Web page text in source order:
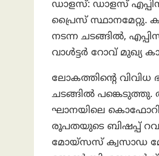
ഡാളസ്: ഡാളസ്
പ്രൈസ് സ്ഥാനമേറ്റു.
നടന്ന ചടങ്ങിൽ,
വാൾട്ടർ റോവ് മുഖ്യ
ലോകത്തിൻ്റെ വിവിധ
ചടങ്ങിൽ പങ്കെടുത്തു.
ഘാനയിലെ
രൂപതയുടെ ബിഷപ്പ്
മോയ്‌സസ് ക്വസാഡ